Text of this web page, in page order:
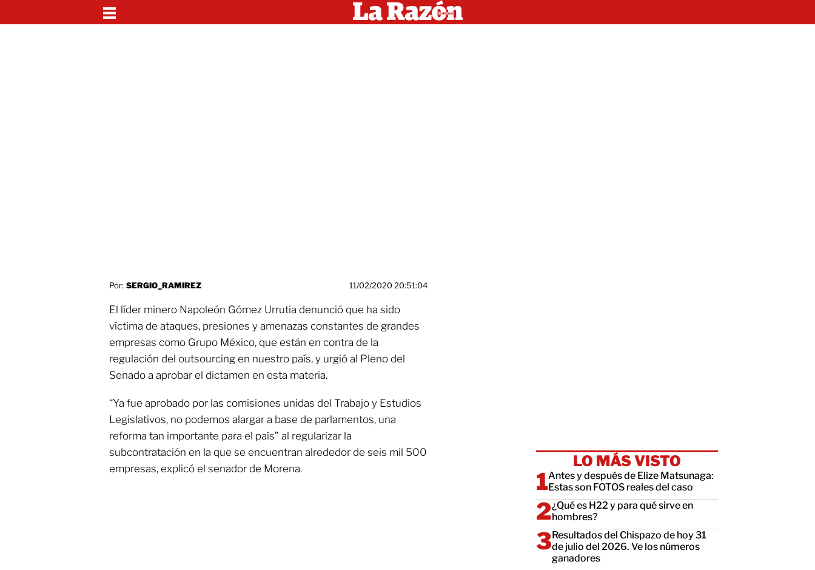
Por: SERGIO_RAMIREZ 11/02/2020 20:51:04
El líder minero Napoleón Gómez Urrutia denunció que ha sido
víctima de ataques, presiones y amenazas constantes de grandes
empresas como Grupo México, que están en contra de la
regulación del outsourcing en nuestro país, y urgió al Pleno del
Senado a aprobar el dictamen en esta materia.
“Ya fue aprobado por las comisiones unidas del Trabajo y Estudios
Legislativos, no podemos alargar a base de parlamentos, una
reforma tan importante para el país” al regularizar la
subcontratación en la que se encuentran alrededor de seis mil 500
empresas, explicó el senador de Morena.
LO MÁS VISTO
Antes y después de Elize Matsunaga:
Estas son FOTOS reales del caso
¿Qué es H22 y para qué sirve en
hombres?
Resultados del Chispazo de hoy 31
de julio del 2026. Ve los números
ganadores